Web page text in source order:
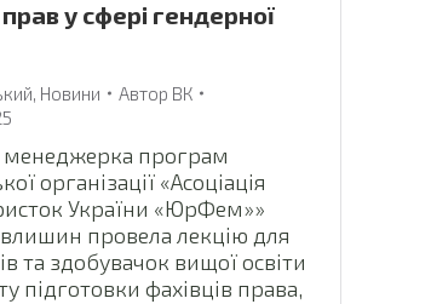
у сфері гендерної
, Новини Автор ВК
програм
організації «Асоціація
України «ЮрФем»»
провела лекцію для
та здобувачок вищої освіти
підготовки фахівців права,